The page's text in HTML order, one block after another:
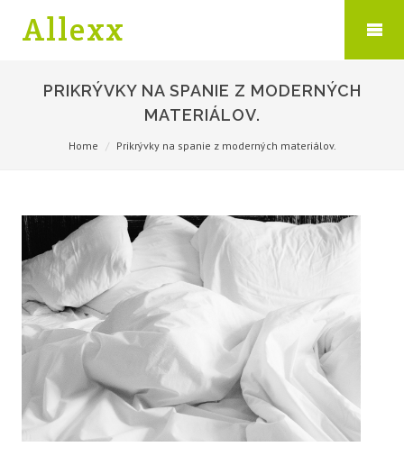
Allexx
PRIKRÝVKY NA SPANIE Z MODERNÝCH
MATERIÁLOV.
Home Prikrývky na spanie z moderných materiálov.